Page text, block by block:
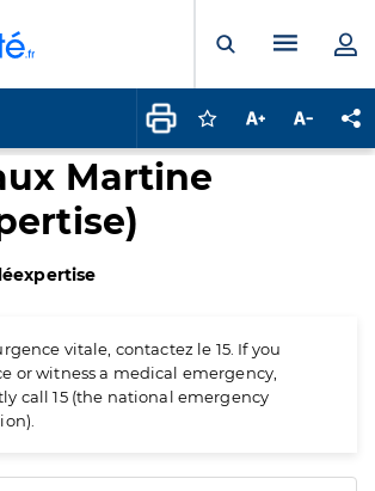
Ouvrir laMenu
Connectez-vous
Augmenter la
Martine
vitale, contactez le 15. If you
or witness a medical emergency,
call 15 (the national emergency